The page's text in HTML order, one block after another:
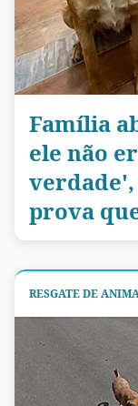
Família
ele não
prova
RESGATE DE